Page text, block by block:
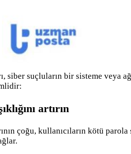
siber suçluların bir sisteme
artırın
çoğu, kullanıcıların kötü